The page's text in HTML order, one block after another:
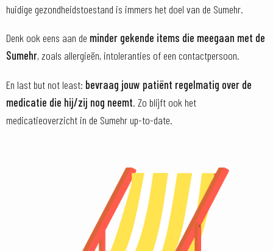
huidige gezondheidstoestand is immers het doel van de Sumehr.
Denk ook eens aan de minder gekende items die meegaan met de
Sumehr, zoals allergieën, intoleranties of een contactpersoon.
En last but not least: bevraag jouw patiënt regelmatig over de
medicatie die hij/zij nog neemt. Zo blijft ook het
medicatieoverzicht in de Sumehr up-to-date.